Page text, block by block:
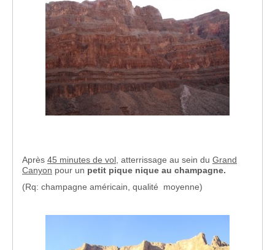
Après 45 minutes de vol, atterrissage au sein du Grand
Canyon pour un petit pique nique au champagne.
(Rq: champagne américain, qualité moyenne)